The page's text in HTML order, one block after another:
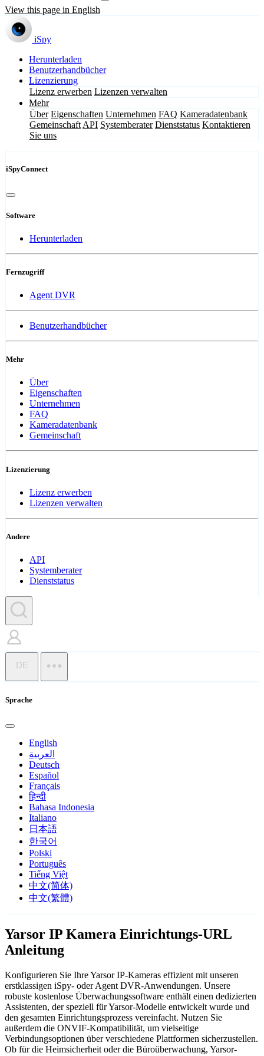
View this page in English
iSpy
Herunterladen
Benutzerhandbücher
Lizenzierung
Lizenz erwerben Lizenzen verwalten
Mehr
Über Eigenschaften Unternehmen FAQ Kameradatenbank
Gemeinschaft API Systemberater Dienststatus Kontaktieren
Sie uns
iSpyConnect
Software
Herunterladen
Fernzugriff
Agent DVR
Benutzerhandbücher
Mehr
Über
Eigenschaften
Unternehmen
FAQ
Kameradatenbank
Gemeinschaft
Lizenzierung
Lizenz erwerben
Lizenzen verwalten
Andere
API
Systemberater
Dienststatus
DE
Sprache
English
العربية
Deutsch
Español
Français
हिन्दी
Bahasa Indonesia
Italiano
日本語
한국어
Polski
Português
Tiếng Việt
中文(简体)
中文(繁體)
Yarsor IP Kamera Einrichtungs-URL
Anleitung
Konfigurieren Sie Ihre Yarsor IP-Kameras effizient mit unseren
erstklassigen iSpy- oder Agent DVR-Anwendungen. Unsere
robuste kostenlose Überwachungssoftware enthält einen dedizierten
Assistenten, der speziell für Yarsor-Modelle entwickelt wurde und
den gesamten Einrichtungsprozess vereinfacht. Nutzen Sie
außerdem die ONVIF-Kompatibilität, um vielseitige
Verbindungsoptionen über verschiedene Plattformen sicherzustellen.
Ob für die Heimsicherheit oder die Büroüberwachung, Yarsor-